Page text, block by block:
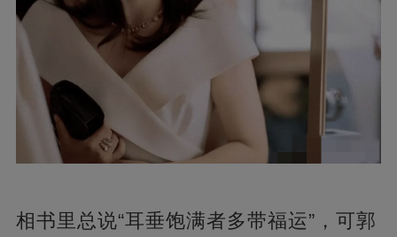
相书里总说“耳垂饱满者多带福运”，可郭